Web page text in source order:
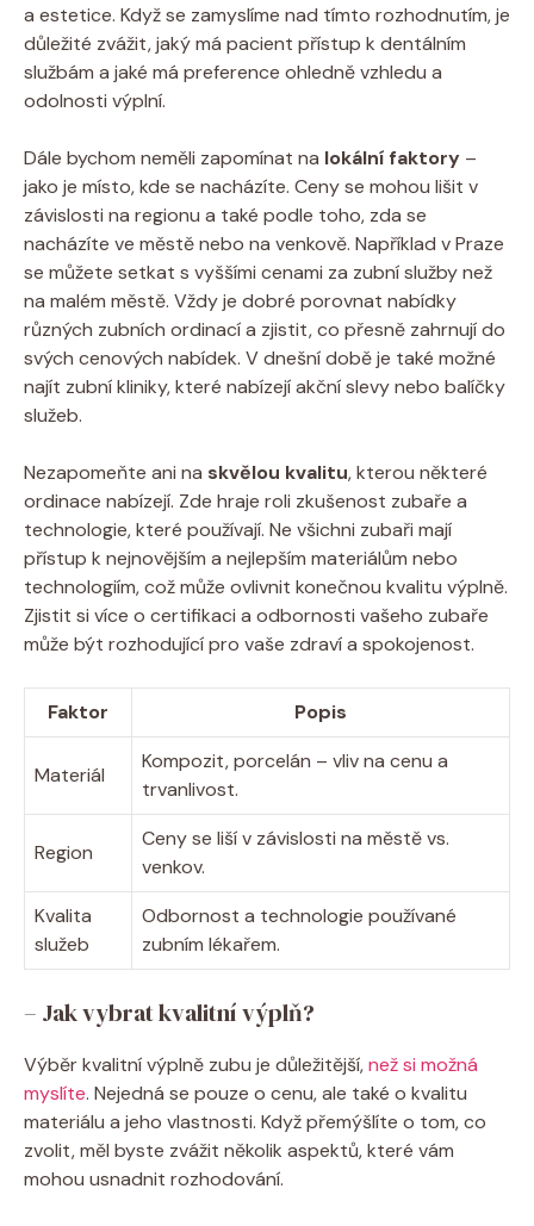
a estetice. Když se zamyslíme nad tímto rozhodnutím, je
důležité zvážit, jaký má pacient přístup k dentálním
službám a jaké má preference ohledně vzhledu a
odolnosti výplní.
Dále bychom neměli zapomínat na lokální faktory –
jako je místo, kde se nacházíte. Ceny se mohou lišit v
závislosti na regionu a také podle toho, zda se
nacházíte ve městě nebo na venkově. Například v Praze
se můžete setkat s vyššími cenami za zubní služby než
na malém městě. Vždy je dobré porovnat nabídky
různých zubních ordinací a zjistit, co přesně zahrnují do
svých cenových nabídek. V dnešní době je také možné
najít zubní kliniky, které nabízejí akční slevy nebo balíčky
služeb.
Nezapomeňte ani na skvělou kvalitu, kterou některé
ordinace nabízejí. Zde hraje roli zkušenost zubaře a
technologie, které používají. Ne všichni zubaři mají
přístup k nejnovějším a nejlepším materiálům nebo
technologiím, což může ovlivnit konečnou kvalitu výplně.
Zjistit si více o certifikaci a odbornosti vašeho zubaře
může být rozhodující pro vaše zdraví a spokojenost.
Faktor Popis
Materiál
Kompozit, porcelán – vliv na cenu a
trvanlivost.
Region
Ceny se liší v závislosti na městě vs.
venkov.
Kvalita
služeb
Odbornost a technologie používané
zubním lékařem.
– Jak vybrat kvalitní výplň?
Výběr kvalitní výplně zubu je důležitější,než si možná
myslíte. Nejedná se pouze o cenu, ale také o kvalitu
materiálu a jeho vlastnosti. Když přemýšlíte o tom, co
zvolit, měl byste zvážit několik aspektů, které vám
mohou usnadnit rozhodování.